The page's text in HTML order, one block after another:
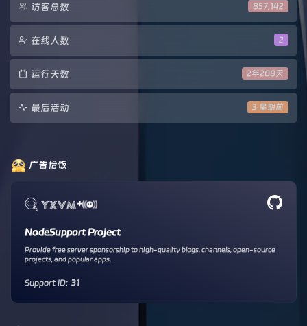
857,142
访客总数
2
在线人数
2年208天
运行天数
3 星期前
最后活动
广告恰饭
+
NodeSupport Project
Provide free server sponsorship to high-quality blogs, channels, open-source
projects, and popular apps.
Support ID: 31